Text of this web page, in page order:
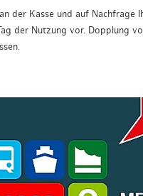
der Kasse und auf Nachfrage
der Nutzung vor. Dopplung